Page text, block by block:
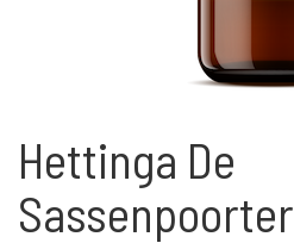
Hettinga De
Sassenpoorter